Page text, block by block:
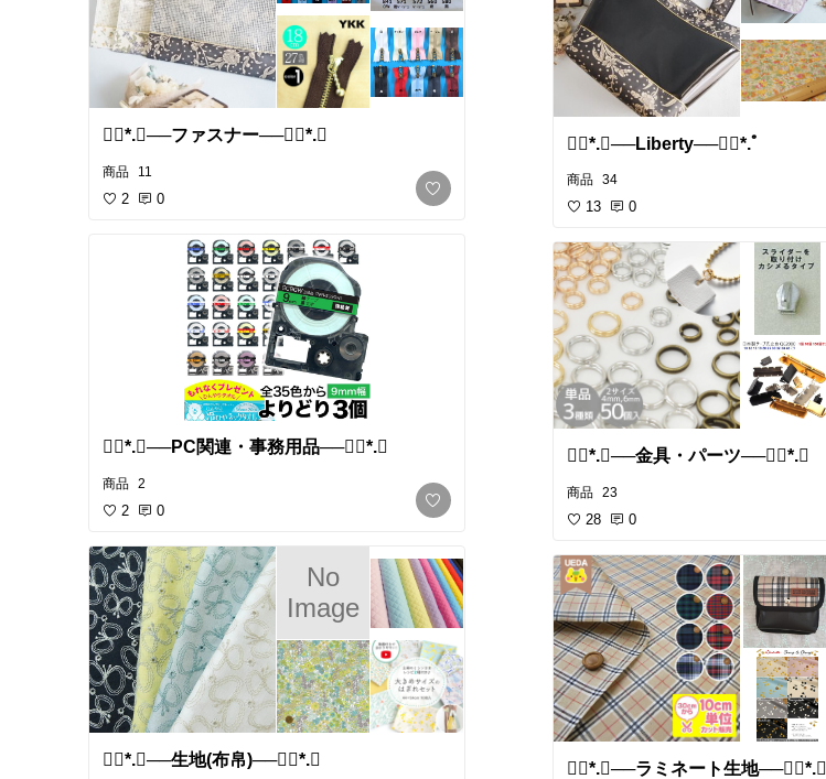
❁⃘*.ﾟ​──ファスナー──❁⃘*.ﾟ
商品 11
2 0
❁⃘*.ﾟ​──PC関連・事務用品──❁⃘*.ﾟ
商品 2
2 0
No
Image
❁⃘*.ﾟ​──生地(布帛)──❁⃘*.ﾟ
❁⃘*.ﾟ​──Liberty──❁⃘*.ﾟ
商品 34
13 0
❁⃘*.ﾟ​──金具・パーツ──❁⃘*.ﾟ
商品 23
28 0
❁⃘*.ﾟ​──ラミネート生地──❁⃘*.ﾟ